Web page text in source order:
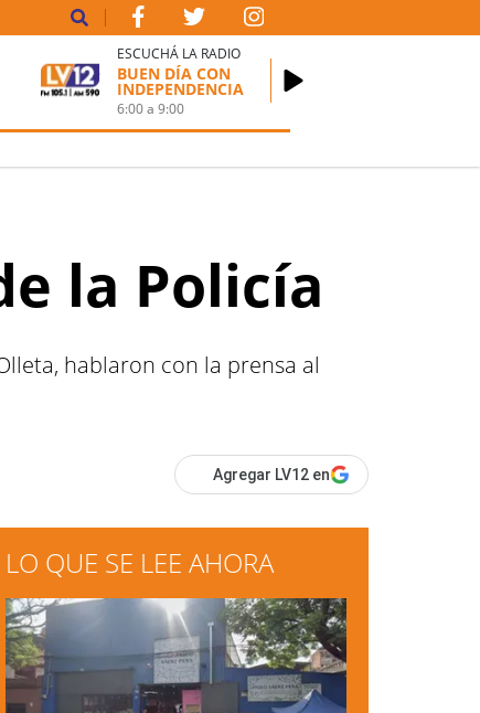
ESCUCHÁ LA RADIO
BUEN DÍA CON
INDEPENDENCIA
6:00a9:00
la Policía
hablaron con la prensa al
Agregar LV12 en
LO QUE SE LEE AHORA